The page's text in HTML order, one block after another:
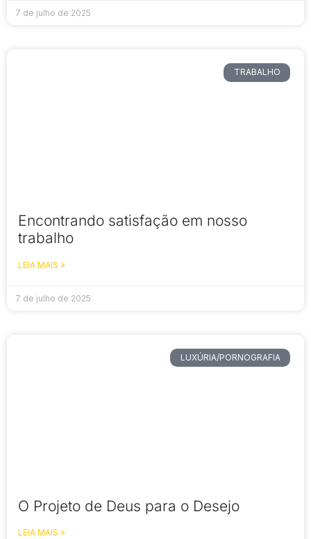
7 de julho de 2025
TRABALHO
Encontrando satisfação em nosso
trabalho
LEIA MAIS »
7 de julho de 2025
LUXÚRIA/PORNOGRAFIA
O Projeto de Deus para o Desejo
LEIA MAIS »